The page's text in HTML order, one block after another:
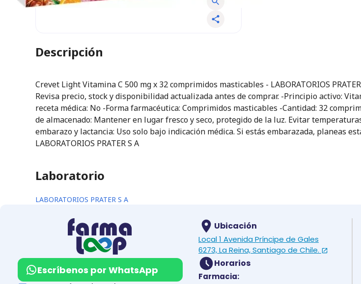
Descripción
Crevet Light Vitamina C 500 mg x 32 comprimidos masticables - LABORATORIOS
Revisa precio, stock y disponibilidad actualizada antes de comprar. -Principio activo:
receta médica: No -Forma farmacéutica: Comprimidos masticables -Cantidad: 32
de almacenado: Mantener en lugar fresco y seco, protegido de la luz. Evitar
embarazo y lactancia: Uso solo bajo indicación médica. Si estás embarazada, planeas
LABORATORIOS PRATER S A
Laboratorio
LABORATORIOS PRATER S A
Escríbenos por WhatsApp
Ubicación
Local 1 Avenida Príncipe de Gales
6273, La Reina, Santiago de Chile.
Horarios
Farmacia: